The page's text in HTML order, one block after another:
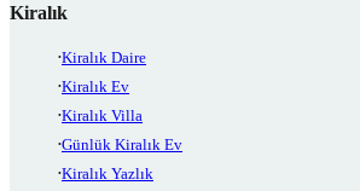
Kiralık
Kiralık Daire
Kiralık Ev
Kiralık Villa
Günlük Kiralık Ev
Kiralık Yazlık